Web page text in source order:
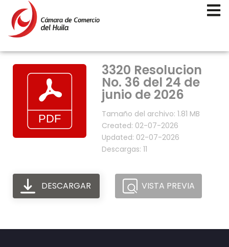
3320 Resolucion
No. 36 del 24 de
junio de 2026
Tamaño del archivo: 1.81 MB
Created: 02-07-2026
Updated: 02-07-2026
Descargas: 11
DESCARGAR VISTA PREVIA